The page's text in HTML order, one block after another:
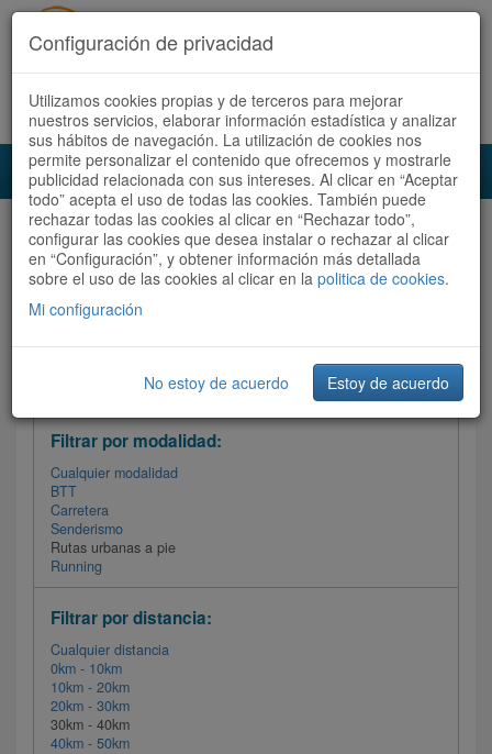
Acceder Registrate ahora Español | Català
Audioruta Todas las rutas
Todas las rutas
Ordenar por: Más recientes /
Filtrar las rutas
Filtrar por modalidad:
Cualquier modalidad
BTT
Carretera
Senderismo
Rutas urbanas a pie
Running
Filtrar por distancia:
Cualquier distancia
0km - 10km
10km - 20km
20km - 30km
30km - 40km
40km - 50km
Configuración de privacidad
Utilizamos cookies propias y de terceros para mejorar
nuestros servicios, elaborar información estadística y analizar
sus hábitos de navegación. La utilización de cookies nos
permite personalizar el contenido que ofrecemos y mostrarle
publicidad relacionada con sus intereses. Al clicar en “Aceptar
todo” acepta el uso de todas las cookies. También puede
rechazar todas las cookies al clicar en “Rechazar todo”,
configurar las cookies que desea instalar o rechazar al clicar
en “Configuración”, y obtener información más detallada
sobre el uso de las cookies al clicar en la politica de cookies.
Mi configuración
No estoy de acuerdo Estoy de acuerdo